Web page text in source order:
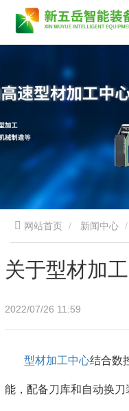
网站首页 新闻中心
能
关于型材加
2022/07/26 11:59
型材加工中心结合数
能，配备刀库和自动换